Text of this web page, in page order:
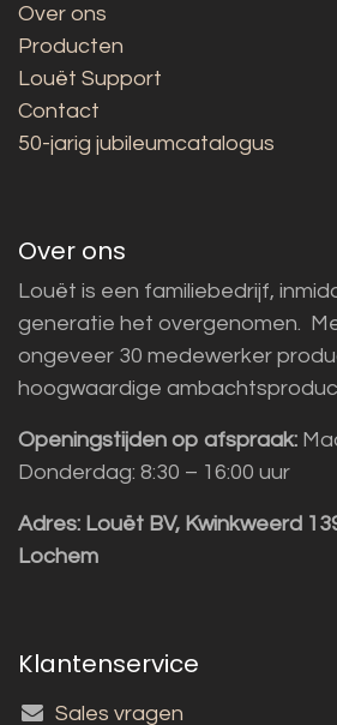
Over ons
Producten
Louët Support
Contact
50-jarig jubileumcatalogus
Over ons
Louët is een familiebedrijf,
generatie het overgenomen.
ongeveer 30 medewerker
hoogwaardige
Openingstijden op afspraak:
Donderdag: 8:30 – 16:00 uur
Adres: Louët BV, Kwinkweerd
Lochem
Klantenservice
Sales vragen